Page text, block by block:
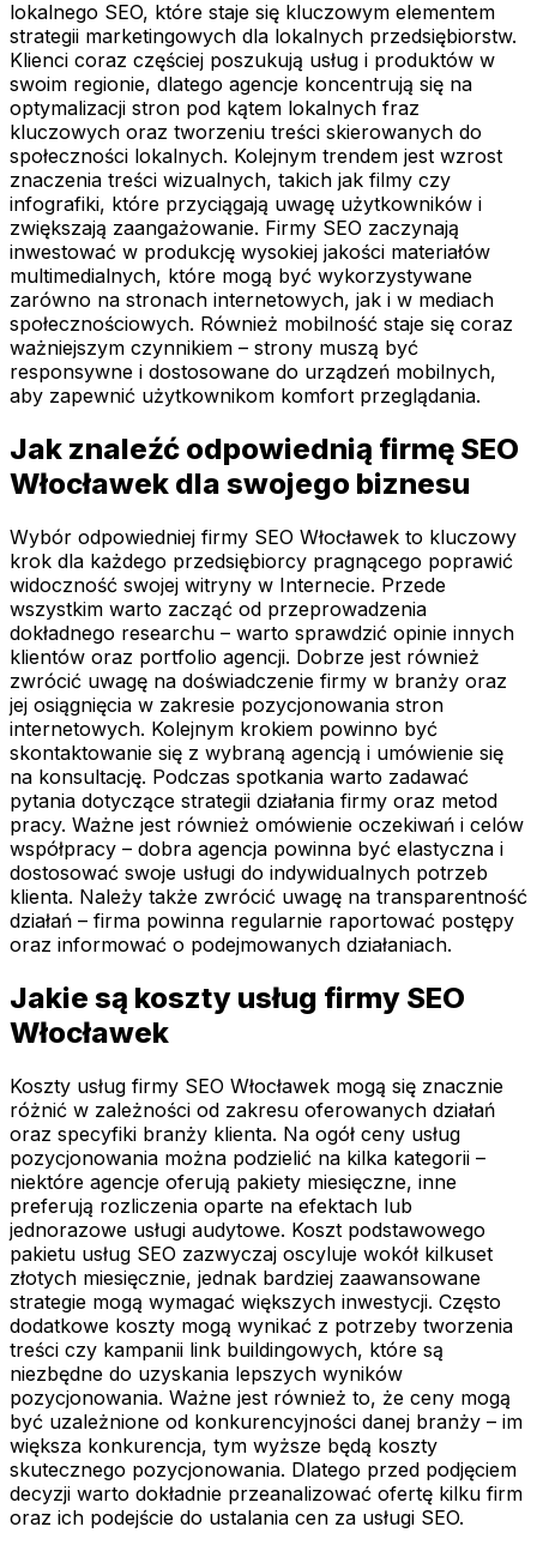
lokalnego SEO, które staje się kluczowym elementem
strategii marketingowych dla lokalnych przedsiębiorstw.
Klienci coraz częściej poszukują usług i produktów w
swoim regionie, dlatego agencje koncentrują się na
optymalizacji stron pod kątem lokalnych fraz
kluczowych oraz tworzeniu treści skierowanych do
społeczności lokalnych. Kolejnym trendem jest wzrost
znaczenia treści wizualnych, takich jak filmy czy
infografiki, które przyciągają uwagę użytkowników i
zwiększają zaangażowanie. Firmy SEO zaczynają
inwestować w produkcję wysokiej jakości materiałów
multimedialnych, które mogą być wykorzystywane
zarówno na stronach internetowych, jak i w mediach
społecznościowych. Również mobilność staje się coraz
ważniejszym czynnikiem – strony muszą być
responsywne i dostosowane do urządzeń mobilnych,
aby zapewnić użytkownikom komfort przeglądania.
Jak znaleźć odpowiednią firmę SEO
Włocławek dla swojego biznesu
Wybór odpowiedniej firmy SEO Włocławek to kluczowy
krok dla każdego przedsiębiorcy pragnącego poprawić
widoczność swojej witryny w Internecie. Przede
wszystkim warto zacząć od przeprowadzenia
dokładnego researchu – warto sprawdzić opinie innych
klientów oraz portfolio agencji. Dobrze jest również
zwrócić uwagę na doświadczenie firmy w branży oraz
jej osiągnięcia w zakresie pozycjonowania stron
internetowych. Kolejnym krokiem powinno być
skontaktowanie się z wybraną agencją i umówienie się
na konsultację. Podczas spotkania warto zadawać
pytania dotyczące strategii działania firmy oraz metod
pracy. Ważne jest również omówienie oczekiwań i celów
współpracy – dobra agencja powinna być elastyczna i
dostosować swoje usługi do indywidualnych potrzeb
klienta. Należy także zwrócić uwagę na transparentność
działań – firma powinna regularnie raportować postępy
oraz informować o podejmowanych działaniach.
Jakie są koszty usług firmy SEO
Włocławek
Koszty usług firmy SEO Włocławek mogą się znacznie
różnić w zależności od zakresu oferowanych działań
oraz specyfiki branży klienta. Na ogół ceny usług
pozycjonowania można podzielić na kilka kategorii –
niektóre agencje oferują pakiety miesięczne, inne
preferują rozliczenia oparte na efektach lub
jednorazowe usługi audytowe. Koszt podstawowego
pakietu usług SEO zazwyczaj oscyluje wokół kilkuset
złotych miesięcznie, jednak bardziej zaawansowane
strategie mogą wymagać większych inwestycji. Często
dodatkowe koszty mogą wynikać z potrzeby tworzenia
treści czy kampanii link buildingowych, które są
niezbędne do uzyskania lepszych wyników
pozycjonowania. Ważne jest również to, że ceny mogą
być uzależnione od konkurencyjności danej branży – im
większa konkurencja, tym wyższe będą koszty
skutecznego pozycjonowania. Dlatego przed podjęciem
decyzji warto dokładnie przeanalizować ofertę kilku firm
oraz ich podejście do ustalania cen za usługi SEO.